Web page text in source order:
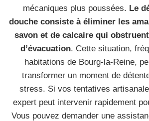
mécaniques plus poussées. Le
douche consiste à éliminer les
savon et de calcaire qui
d’évacuation. Cette situation,
habitations de Bourg-la-Reine,
transformer un moment de
stress. Si vos tentatives
expert peut intervenir rapidement
Vous pouvez demander une